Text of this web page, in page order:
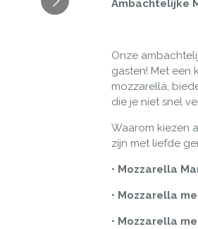
Ambachtelijke
Onze
gasten! Met een
mozzarella,
die je niet snel
Waarom kiezen
zijn met liefde
• Mozzarella
• Mozzarella
• Mozzarella